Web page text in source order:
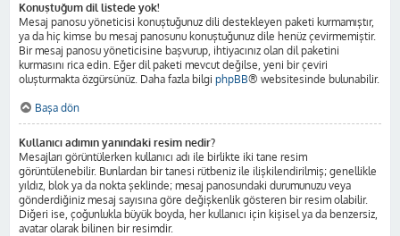
Konuştuğum dil listede yok!
Mesaj panosu yöneticisi konuştuğunuz dili destekleyen paketi kurmamıştır,
ya da hiç kimse bu mesaj panosunu konuştuğunuz dile henüz çevirmemiştir.
Bir mesaj panosu yöneticisine başvurup, ihtiyacınız olan dil paketini
kurmasını rica edin. Eğer dil paketi mevcut değilse, yeni bir çeviri
oluşturmakta özgürsünüz. Daha fazla bilgi phpBB® websitesinde bulunabilir.
Başa dön
Kullanıcı adımın yanındaki resim nedir?
Mesajları görüntülerken kullanıcı adı ile birlikte iki tane resim
görüntülenebilir. Bunlardan bir tanesi rütbeniz ile ilişkilendirilmiş; genellikle
yıldız, blok ya da nokta şeklinde; mesaj panosundaki durumunuzu veya
gönderdiğiniz mesaj sayısına göre değişkenlik gösteren bir resim olabilir.
Diğeri ise, çoğunlukla büyük boyda, her kullanıcı için kişisel ya da benzersiz,
avatar olarak bilinen bir resimdir.